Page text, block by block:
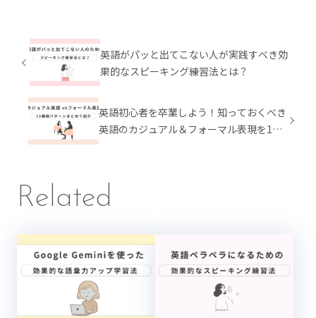
英語がパッと出てこない人が実践すべき効
果的なスピーキング練習法とは？
英語初心者を卒業しよう！知っておくべき
英語のカジュアル＆フォーマル表現を15
Related